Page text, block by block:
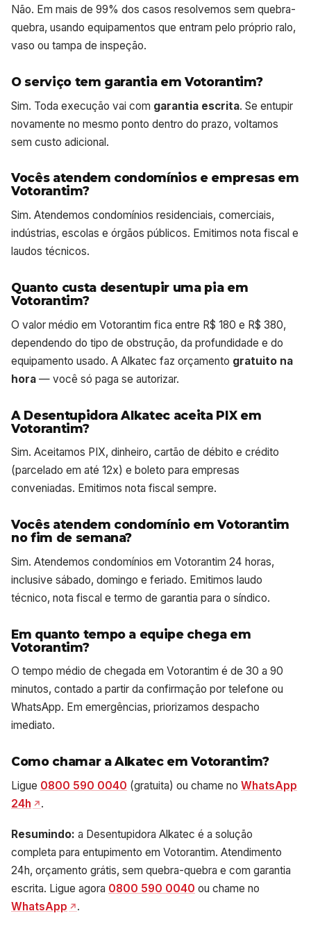
Não. Em mais de 99% dos casos resolvemos sem quebra-
quebra, usando equipamentos que entram pelo próprio ralo,
vaso ou tampa de inspeção.
O serviço tem garantia em Votorantim?
Sim. Toda execução vai com garantia escrita. Se entupir
novamente no mesmo ponto dentro do prazo, voltamos
sem custo adicional.
Vocês atendem condomínios e empresas em
Votorantim?
Sim. Atendemos condomínios residenciais, comerciais,
indústrias, escolas e órgãos públicos. Emitimos nota fiscal e
laudos técnicos.
Quanto custa desentupir uma pia em
Votorantim?
O valor médio em Votorantim fica entre R$ 180 e R$ 380,
dependendo do tipo de obstrução, da profundidade e do
equipamento usado. A Alkatec faz orçamento gratuito na
hora — você só paga se autorizar.
A Desentupidora Alkatec aceita PIX em
Votorantim?
Sim. Aceitamos PIX, dinheiro, cartão de débito e crédito
(parcelado em até 12x) e boleto para empresas
conveniadas. Emitimos nota fiscal sempre.
Vocês atendem condomínio em Votorantim
no fim de semana?
Sim. Atendemos condomínios em Votorantim 24 horas,
inclusive sábado, domingo e feriado. Emitimos laudo
técnico, nota fiscal e termo de garantia para o síndico.
Em quanto tempo a equipe chega em
Votorantim?
O tempo médio de chegada em Votorantim é de 30 a 90
minutos, contado a partir da confirmação por telefone ou
WhatsApp. Em emergências, priorizamos despacho
imediato.
Como chamar a Alkatec em Votorantim?
Ligue 0800 590 0040 (gratuita) ou chame no WhatsApp
24h
.
Resumindo: a Desentupidora Alkatec é a solução
completa para entupimento em Votorantim. Atendimento
24h, orçamento grátis, sem quebra-quebra e com garantia
escrita. Ligue agora 0800 590 0040 ou chame no
WhatsApp
.